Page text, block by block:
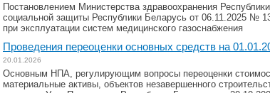
Постановлением Министерства здравоохранения
социальной защиты Республики Беларусь от 06.11.2025 №
при эксплуатации систем медицинского газоснабжения
Проведения переоценки основных средств на
20.01.2026
Основным НПА, регулирующим вопросы переоценки
материальные активы, объектов незавершенного